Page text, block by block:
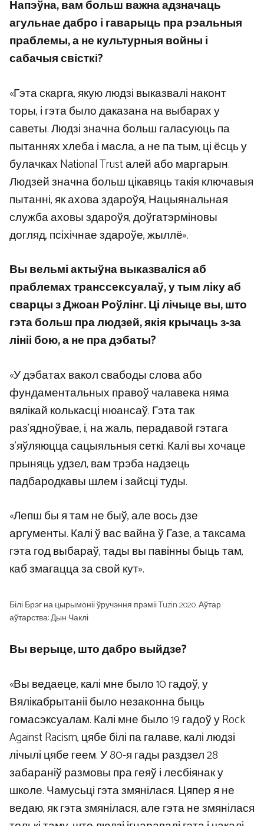
Напэўна, вам больш важна адзначаць
агульнае дабро і гаварыць пра рэальныя
праблемы, а не культурныя войны і
сабачыя свісткі?
«Гэта скарга, якую людзі выказвалі наконт
торы, і гэта было даказана на выбарах у
саветы. Людзі значна больш галасуюць па
пытаннях хлеба і масла, а не па тым, ці ёсць у
булачках National Trust алей або маргарын.
Людзей значна больш цікавяць такія ключавыя
пытанні, як ахова здароўя, Нацыянальная
служба аховы здароўя, доўгатэрміновы
догляд, псіхічнае здароўе, жыллё».
Вы вельмі актыўна выказваліся аб
праблемах транссексуалаў, у тым ліку аб
сварцы з Джоан Роўлінг. Ці лічыце вы, што
гэта больш пра людзей, якія крычаць з-за
лініі бою, а не пра дэбаты?
«У дэбатах вакол свабоды слова або
фундаментальных правоў чалавека няма
вялікай колькасці нюансаў. Гэта так
раз’ядноўвае, і, на жаль, перадавой гэтага
з’яўляюцца сацыяльныя сеткі. Калі вы хочаце
прыняць удзел, вам трэба надзець
падбародкавы шлем і зайсці туды.
«Лепш бы я там не быў, але вось дзе
аргументы. Калі ў вас вайна ў Газе, а таксама
гэта год выбараў, тады вы павінны быць там,
каб змагацца за свой кут».
Білі Брэг на цырымоніі ўручэння прэміі Tuzin 2020. Аўтар
аўтарства: Дын Чаклі
Вы верыце, што дабро выйдзе?
«Вы ведаеце, калі мне было 10 гадоў, у
Вялікабрытаніі было незаконна быць
гомасэксуалам. Калі мне было 19 гадоў у Rock
Against Racism, цябе білі па галаве, калі людзі
лічылі цябе геем. У 80-я гады раздзел 28
забараніў размовы пра геяў і лесбіянак у
школе. Чамусьці гэта змянілася. Цяпер я не
ведаю, як гэта змянілася, але гэта не змянілася